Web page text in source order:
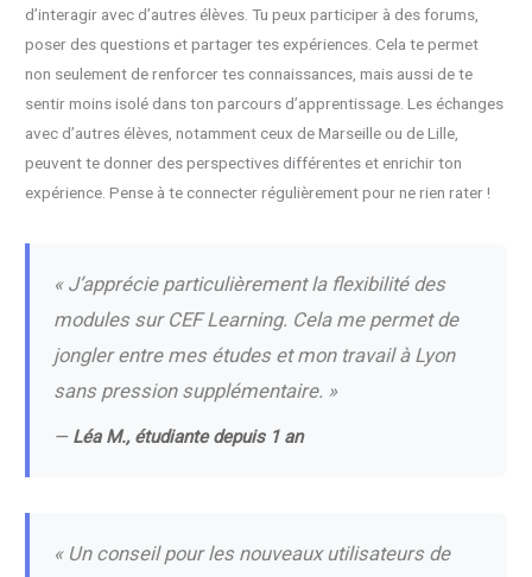
d’interagir avec d’autres élèves. Tu peux participer à des forums,
poser des questions et partager tes expériences. Cela te permet
non seulement de renforcer tes connaissances, mais aussi de te
sentir moins isolé dans ton parcours d’apprentissage. Les échanges
avec d’autres élèves, notamment ceux de Marseille ou de Lille,
peuvent te donner des perspectives différentes et enrichir ton
expérience. Pense à te connecter régulièrement pour ne rien rater !
« J’apprécie particulièrement la flexibilité des
modules sur CEF Learning. Cela me permet de
jongler entre mes études et mon travail à Lyon
sans pression supplémentaire. »
— Léa M., étudiante depuis 1 an
« Un conseil pour les nouveaux utilisateurs de